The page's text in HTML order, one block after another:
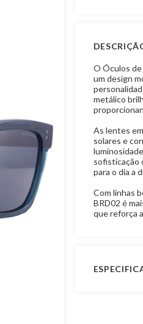
O Óculos de
um design
metálico
As lentes
solares e
sofisticação
para o dia a
Com linhas
BRD02 é
que reforça